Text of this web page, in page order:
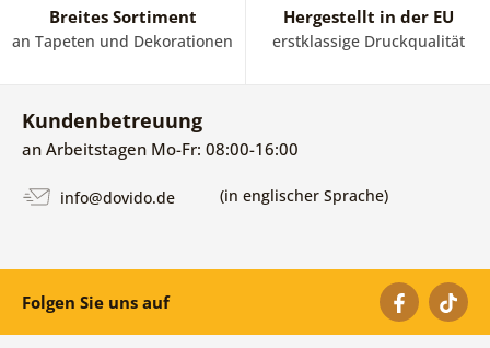
Breites Sortiment
an Tapeten und Dekorationen
Hergestellt in der EU
erstklassige Druckqualität
Kundenbetreuung
an Arbeitstagen Mo-Fr: 08:00-16:00
info@dovido.de (in englischer Sprache)
Folgen Sie uns auf